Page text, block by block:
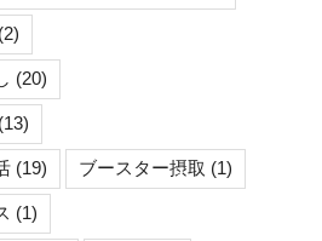
(2)
(20)
(13)
(19) ブースター摂取 (1)
(1)